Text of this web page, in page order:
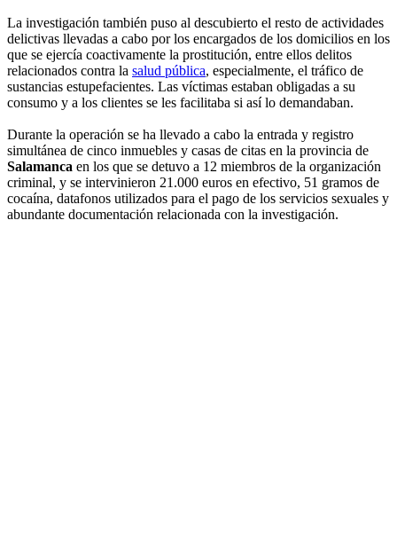
La investigación también puso al descubierto el resto de actividades
delictivas llevadas a cabo por los encargados de los domicilios en los
que se ejercía coactivamente la prostitución, entre ellos delitos
relacionados contra la salud pública, especialmente, el tráfico de
sustancias estupefacientes. Las víctimas estaban obligadas a su
consumo y a los clientes se les facilitaba si así lo demandaban.
Durante la operación se ha llevado a cabo la entrada y registro
simultánea de cinco inmuebles y casas de citas en la provincia de
Salamanca en los que se detuvo a 12 miembros de la organización
criminal, y se intervinieron 21.000 euros en efectivo, 51 gramos de
cocaína, datafonos utilizados para el pago de los servicios sexuales y
abundante documentación relacionada con la investigación.